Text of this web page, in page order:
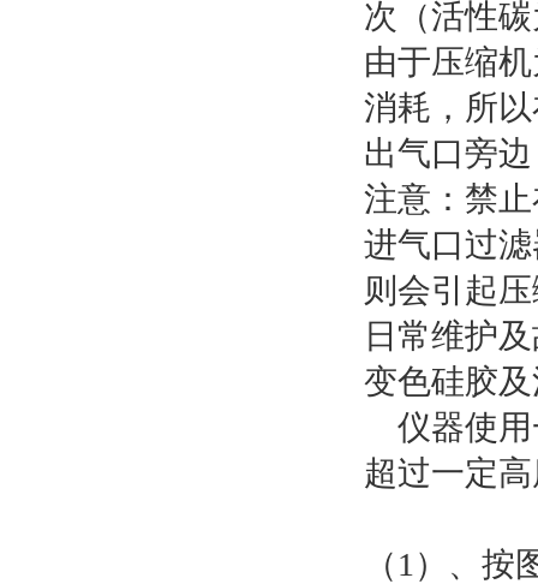
次（活性
由于压缩
消耗，所
出气口旁
注意：禁
进气口过
则会引起
日常维护
变色硅胶
仪器使用
超过一定
（1）、